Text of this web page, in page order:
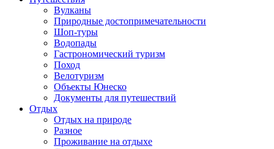
Вулканы
Природные достопримечательности
Шоп-туры
Водопады
Гастрономический туризм
Поход
Велотуризм
Объекты Юнеско
Документы для путешествий
Отдых
Отдых на природе
Разное
Проживание на отдыхе